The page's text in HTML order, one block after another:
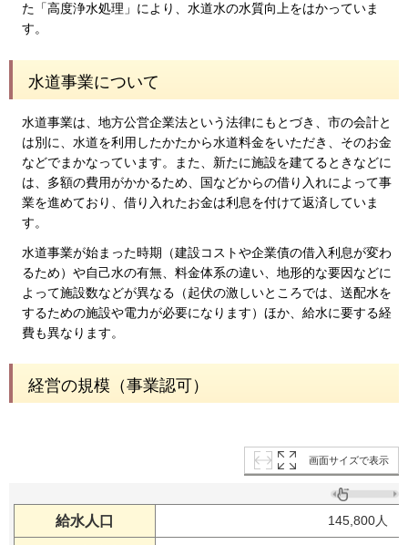
た「高度浄水処理」により、水道水の水質向上をはかっていま
す。
水道事業について
水道事業は、地方公営企業法という法律にもとづき、市の会計と
は別に、水道を利用したかたから水道料金をいただき、そのお金
などでまかなっています。また、新たに施設を建てるときなどに
は、多額の費用がかかるため、国などからの借り入れによって事
業を進めており、借り入れたお金は利息を付けて返済していま
す。
水道事業が始まった時期（建設コストや企業債の借入利息が変わ
るため）や自己水の有無、料金体系の違い、地形的な要因などに
よって施設数などが異なる（起伏の激しいところでは、送配水を
するための施設や電力が必要になります）ほか、給水に要する経
費も異なります。
経営の規模（事業認可）
画面サイズで表示
給水人口 145,800人